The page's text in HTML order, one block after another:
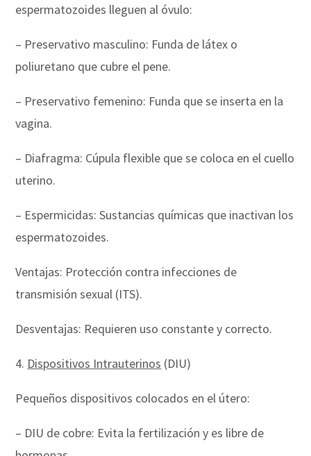
espermatozoides lleguen al óvulo:
– Preservativo masculino: Funda de látex o
poliuretano que cubre el pene.
– Preservativo femenino: Funda que se inserta en la
vagina.
– Diafragma: Cúpula flexible que se coloca en el cuello
uterino.
– Espermicidas: Sustancias químicas que inactivan los
espermatozoides.
Ventajas: Protección contra infecciones de
transmisión sexual (ITS).
Desventajas: Requieren uso constante y correcto.
4. Dispositivos Intrauterinos (DIU)
Pequeños dispositivos colocados en el útero:
– DIU de cobre: Evita la fertilización y es libre de